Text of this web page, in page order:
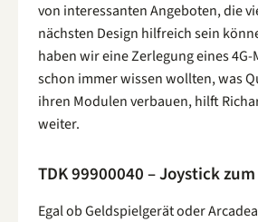
von interessanten Angeboten, die
nächsten Design hilfreich sein
haben wir eine Zerlegung eines
schon immer wissen wollten, was
ihren Modulen verbauen, hilft
weiter.
TDK 99900040 – Joystick
Egal ob Geldspielgerät oder